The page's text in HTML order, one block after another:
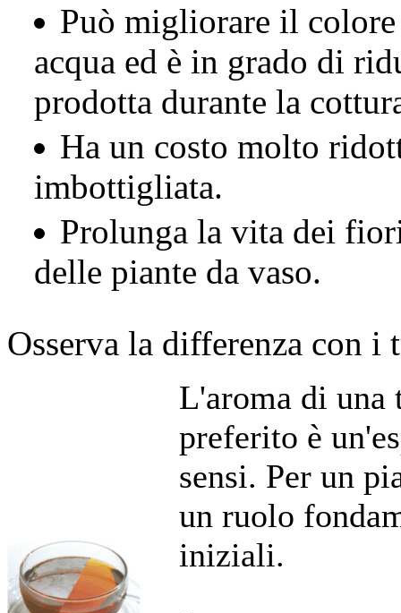
Può migliorare il
acqua ed è in grado di
prodotta durante la
Ha un costo molto
imbottigliata.
Prolunga la vita dei
delle piante da vaso.
Osserva la differenza con i
L'aroma di una
preferito è
sensi. Per un
un ruolo
iniziali.